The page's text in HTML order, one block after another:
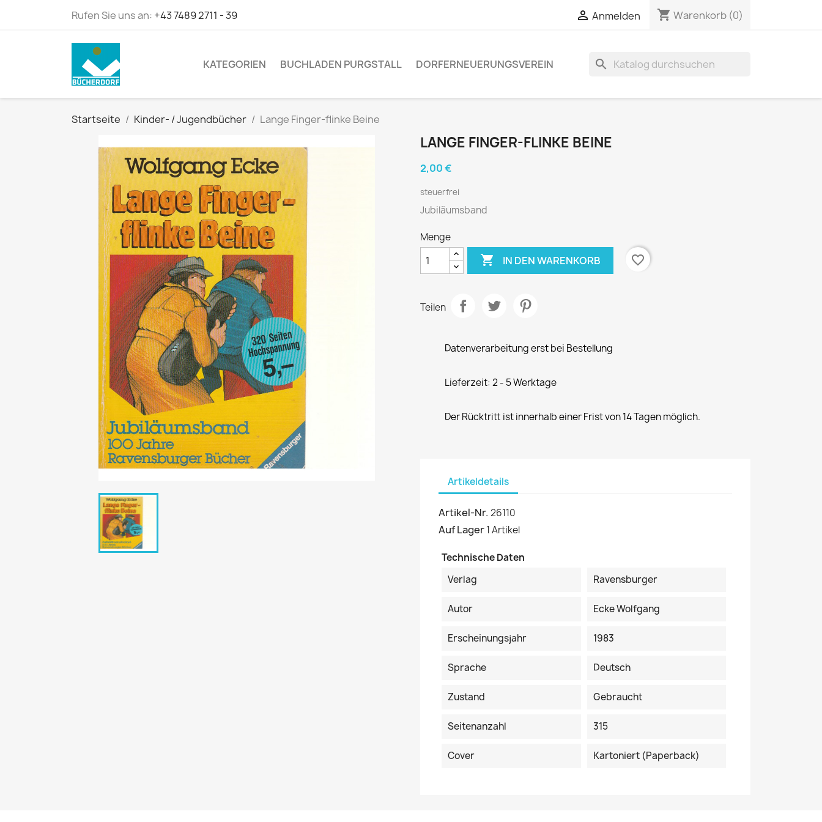
Rufen Sie uns an: +43 7489 2711 - 39  Anmelden shopping_cart Warenkorb (0)
KATEGORIEN BUCHLADEN PURGSTALL DORFERNEUERUNGSVEREIN search
Startseite Kinder- / Jugendbücher Lange Finger-flinke Beine
LANGE FINGER-FLINKE BEINE
2,00 €
steuerfrei
Jubiläumsband
Menge
 IN DEN WARENKORB favorite_border
Teilen
Datenverarbeitung erst bei Bestellung
Lieferzeit: 2 - 5 Werktage
Der Rücktritt ist innerhalb einer Frist von 14 Tagen möglich.
Artikeldetails
Artikel-Nr. 26110
Auf Lager1 Artikel
Technische Daten
Verlag
Ravensburger
Autor Ecke Wolfgang
Erscheinungsjahr 1983
Sprache Deutsch
Zustand Gebraucht
Seitenanzahl 315
Cover Kartoniert (Paperback)